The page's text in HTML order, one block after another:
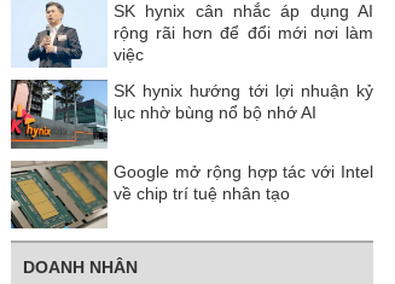
SK hynix cân nhắc áp dụng AI
rộng rãi hơn để đổi mới nơi làm
việc
SK hynix hướng tới lợi nhuận kỷ
lục nhờ bùng nổ bộ nhớ AI
Google mở rộng hợp tác với Intel
về chip trí tuệ nhân tạo
DOANH NHÂN